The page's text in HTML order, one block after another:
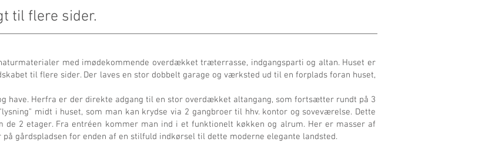
til flere sider.
med imødekommende overdækket træterrasse, indgangsparti og altan. Huset er
til flere sider. Der laves en stor dobbelt garage og værksted ud til en forplads foran huset,
have. Herfra er der direkte adgang til en stor overdækket altangang, som fortsætter rundt på 3
midt i huset, som man kan krydse via 2 gangbroer til hhv. kontor og soveværelse. Dette
de 2 etager. Fra entréen kommer man ind i et funktionelt køkken og alrum. Her er masser af
gårdspladsen for enden af en stilfuld indkørsel til dette moderne elegante landsted.